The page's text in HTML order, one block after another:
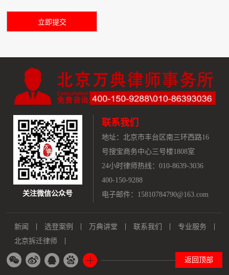
关注微信公众号
联系我们
地址： 北京市丰台区南三环西路16
号搜宝商务中心三号楼1808室
24小时律师热线：010-8639-3036
400-150-9288
电子邮件：15810784790@163.com
新闻 选登案例 万典讲堂 联系我们
专业服务
北京拆迁律师
返回顶部